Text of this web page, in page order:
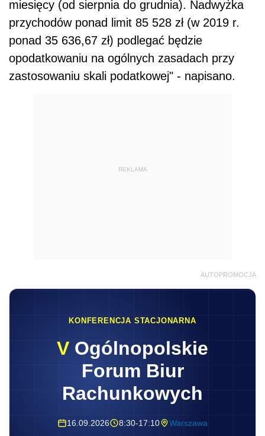
miesięcy (od sierpnia do grudnia). Nadwyżka
przychodów ponad limit 85 528 zł (w 2019 r.
ponad 35 636,67 zł) podlegać będzie
opodatkowaniu na ogólnych zasadach przy
zastosowaniu skali podatkowej" - napisano.
REKLAMA
AUTOPROMOCJA
KONFERENCJA STACJONARNA
V Ogólnopolskie
Forum Biur
Rachunkowych
16.09.2026 8:30-17:10 Warszawa